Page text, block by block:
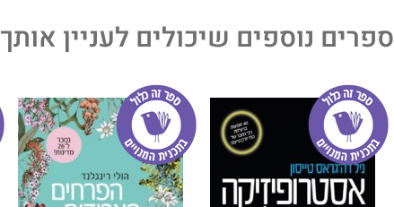
ספרים נוספים שיכולים לעניין אותך